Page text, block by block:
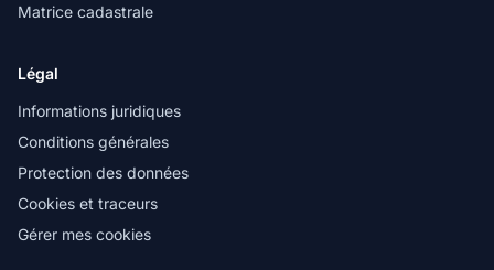
Matrice cadastrale
Légal
Informations juridiques
Conditions générales
Protection des données
Cookies et traceurs
Gérer mes cookies